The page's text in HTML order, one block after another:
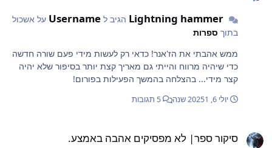
Lightning hammer הגיב ל Username על אשכול
בתוך ספרות
ממש אהבתי את הז'אנר! כדאי רק לעשות מידי פעם שורה חדשה
כדי שיהיה מרווח והייתי גם מאריך קצת יותר בסיפור שלא יהיה
קצר מידי... בהצלחה בהמשך הפעילות בפורום!
יולי 6, 2025 1 שנה
סיקור ספר| לא מפסיקים אהבה באמצע.